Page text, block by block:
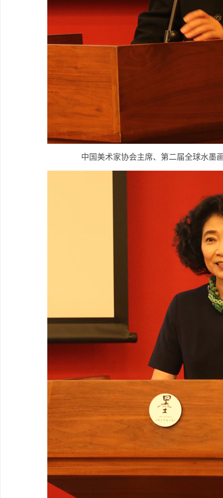
中国美术家协会主席、第二届全球水墨